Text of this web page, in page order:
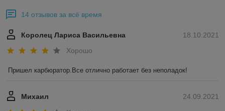
14 отзывов за всё время
18.10.2021
Королец Лариса Васильевна
Хорошо
Пришел карбюратор.Все отлично работает без неполадок!
24.09.2021
Михаил